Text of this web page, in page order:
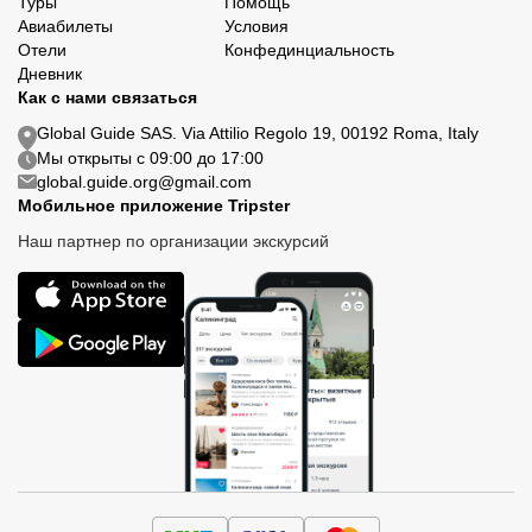
Авиабилеты
Отели
Дневник
Условия
Конфединциальность
Как с нами связаться
Global Guide SAS. Via Attilio Regolo 19, 00192 Roma, Italy
Мы открыты с 09:00 до 17:00
global.guide.org@gmail.com
Мобильное приложение Tripster
Наш партнер по организации экскурсий